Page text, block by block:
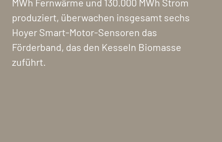
MWh Fernwärme und 130.000 MWh Strom
produziert, überwachen insgesamt sechs
Hoyer Smart-Motor-Sensoren das
Förderband, das den Kesseln Biomasse
zuführt.